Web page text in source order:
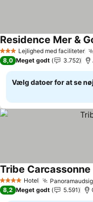
3 StjernerLejlighed med faciliteter
Residence Mer &
8,0 Meget godt 3.752
Vælg datoer for at se
4 StjernerHotel
Tribe Carcassonne
8,2 Meget godt 5.591